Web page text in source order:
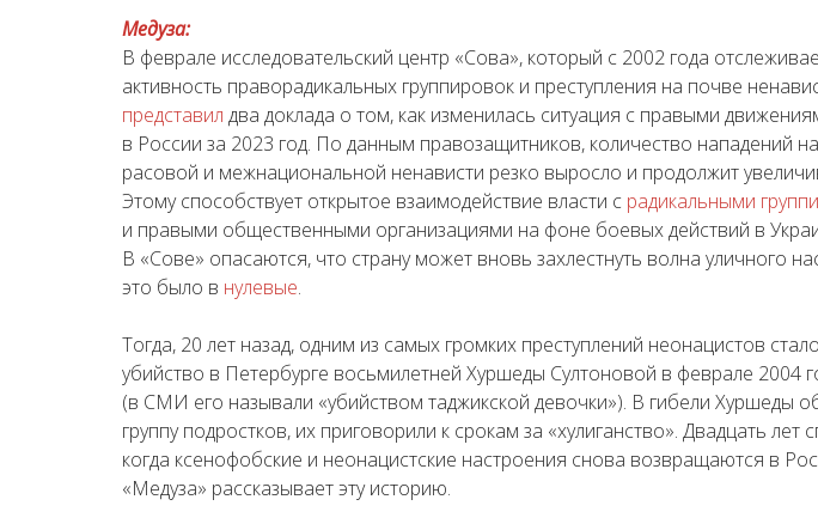
Медуза:
В феврале исследовательский центр «Сова», который с 2002 года
активность праворадикальных группировок и преступления на почве
представил два доклада о том, как изменилась ситуация с правыми
в России за 2023 год. По данным правозащитников, количество нападений
расовой и межнациональной ненависти резко выросло и продолжит
Этому способствует открытое взаимодействие власти с радикальными
и правыми общественными организациями на фоне боевых действий в
В «Сове» опасаются, что страну может вновь захлестнуть волна уличного
это было в нулевые.
Тогда, 20 лет назад, одним из самых громких преступлений неонацистов стало
убийство в Петербурге восьмилетней Хуршеды Султоновой в феврале 2004
(в СМИ его называли «убийством таджикской девочки»). В гибели Хуршеды
группу подростков, их приговорили к срокам за «хулиганство». Двадцать лет
когда ксенофобские и неонацистские настроения снова возвращаются в
«Медуза» рассказывает эту историю.